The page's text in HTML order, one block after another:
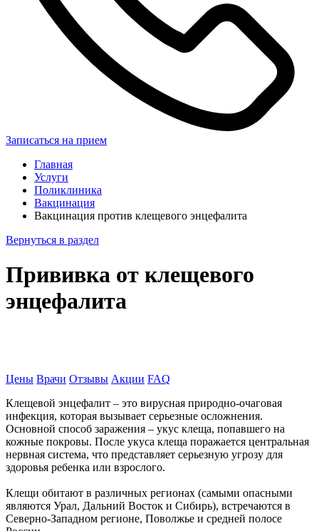
Записаться на прием
Главная
Услуги
Поликлиника
Вакцинация
Вакцинация против клещевого энцефалита
Вернуться в раздел
Прививка от клещевого
энцефалита
Цены Врачи Отзывы Акции FAQ
Клещевой энцефалит – это вирусная природно-очаговая
инфекция, которая вызывает серьезные осложнения.
Основной способ заражения – укус клеща, попавшего на
кожные покровы. После укуса клеща поражается центральная
нервная система, что представляет серьезную угрозу для
здоровья ребенка или взрослого.
Клещи обитают в различных регионах (самыми опасными
являются Урал, Дальний Восток и Сибирь), встречаются в
Северно-Западном регионе, Поволжье и средней полосе